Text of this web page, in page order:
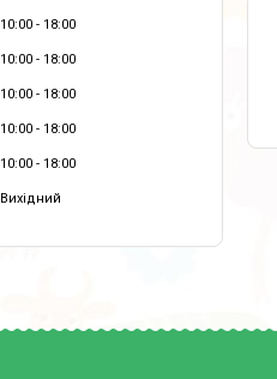
10:00 18:00
10:00 18:00
10:00 18:00
10:00 18:00
10:00 18:00
Вихідний